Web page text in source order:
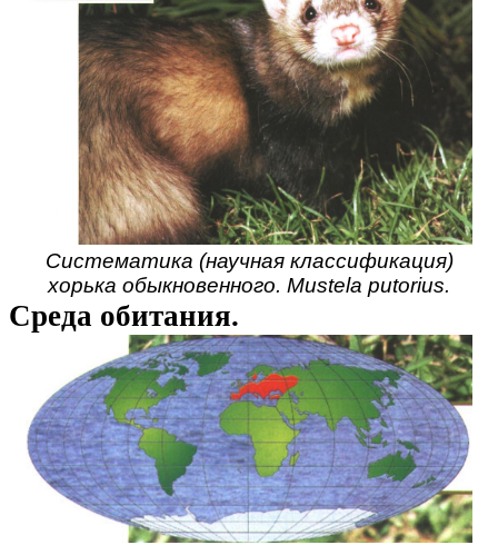
Систематика (научная классификация)
хорька обыкновенного. Mustela putorius.
Среда обитания.